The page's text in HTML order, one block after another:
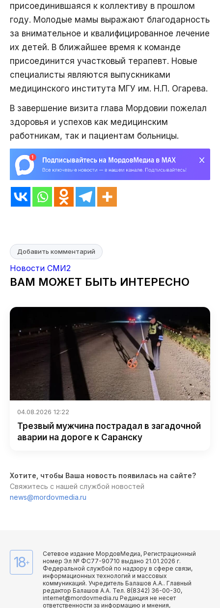
присоединившаяся к коллективу в прошлом
году. Молодые мамы выражают благодарность
за внимательное и квалифицированное лечение
их детей. В ближайшее время к команде
присоединится участковый терапевт. Новые
специалисты являются выпускниками
медицинского института МГУ им. Н.П. Огарева.
В завершение визита глава Мордовии пожелал
здоровья и успехов как медицинским
работникам, так и пациентам больницы.
Добавить комментарий
Новости СМИ2
ВАМ МОЖЕТ БЫТЬ ИНТЕРЕСНО
04.08.2026 12:22
Трезвый мужчина пострадал в загадочной
аварии на дороге к Саранску
Хотите, чтобы Ваша новость появилась на сайте?
Свяжитесь с нашей службой новостей
news@mordovmedia.ru
18+
Сетевое издание МордовМедиа, Регистрационный
номер Эл № ФС77-90710 выдано 21.01.2026 г.
Федеральной службой по надзору в сфере связи,
информационных технологий и массовых
коммуникаций. Учредитель Балашов А.А.. Главный
редактор Балашов А.А. Тел. 8(8342) 36-00-30,
internet@mordovmedia.ru Редакция не несет
ответственности за информацию и мнения,